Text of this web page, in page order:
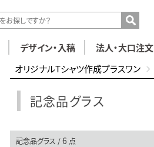
デザイン・入稿 法人・大口注文
オリジナルTシャツ作成プラスワン
記念品グラス
記念品グラス /6 点